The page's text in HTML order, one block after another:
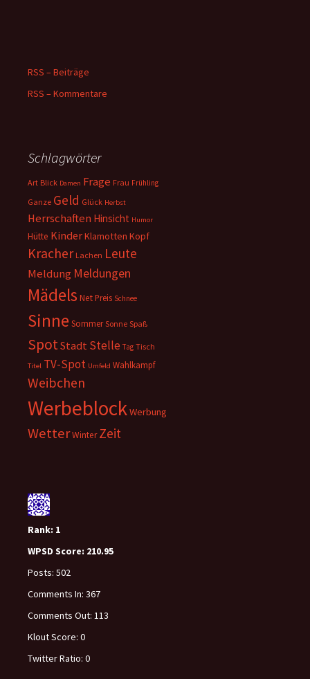
RSS – Beiträge
RSS – Kommentare
Schlagwörter
Art Blick Damen Frage Frau Frühling
Ganze Geld Glück Herbst
Herrschaften Hinsicht Humor
Hütte KinderKlamotten Kopf
Kracher Lachen Leute
Meldung Meldungen
Mädels NetPreis Schnee
Sinne Sommer Sonne Spaß
SpotStadt Stelle Tag Tisch
Titel TV-Spot Umfeld Wahlkampf
Weibchen
WerbeblockWerbung
WetterWinter Zeit
Rank: 1
WPSD Score: 210.95
Posts: 502
Comments In: 367
Comments Out: 113
Klout Score: 0
Twitter Ratio: 0